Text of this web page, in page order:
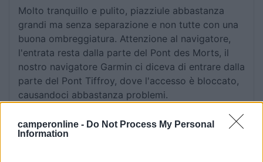
camperonline - Do Not Process My Personal
Information
Molto tranquillo e pulito, piazziule abbastanza
grandi ma senza separazione e non tutte con una
buona ombreggiatura. Attenzione al navigatore,
l'entrata resta dalla parte del Pont des Morts, il
nostro navigatore Garmin ci diceva di entrare dalla
parte del Pont Tiffroy, dove l'accesso è bloccato,
causandoci abbastanza problemi.
Accessibilità Caratteristiche Pulizia